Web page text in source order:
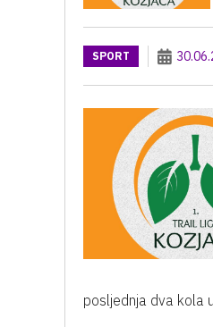
SPORT
posljednja dva kola